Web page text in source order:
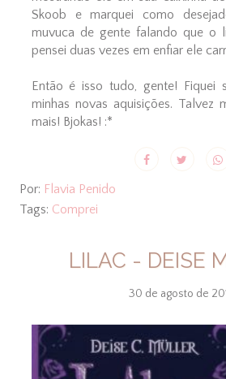
Skoob e marquei como
muvuca de gente falando que o
pensei duas vezes em enfiar ele
Então é isso tudo, gente! Fiquei
minhas novas aquisições. Talvez
mais! Bjokas! :*
Por: Flavia Penido
Tags: Comprei
LILAC - DEISE
30 de agosto de